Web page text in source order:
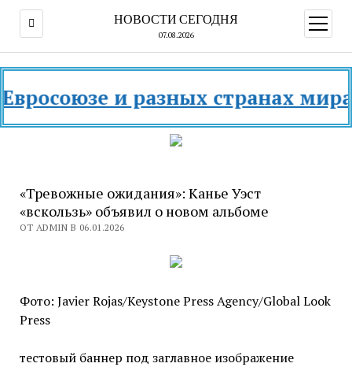
НОВОСТИ СЕГОДНЯ
07.08.2026
меню
и разных странах мира в
«Тревожные ожидания»: Канье Уэст
«вскользь» объявил о новом альбоме
ОТ ADMIN В 06.01.2026
Фото: Javier Rojas/Keystone Press Agency/Global Look
Press
тестовый баннер под заглавное изображение